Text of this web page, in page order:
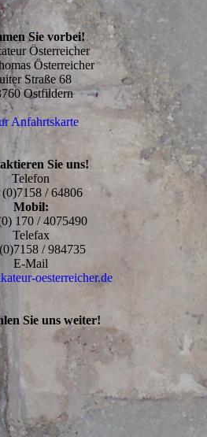
Sie vorbei!
Österreicher
Österreicher
Straße 68
Ostfildern
Anfahrtskarte
Sie uns!
Telefon
/ 64806
Mobil:
170 / 4075490
Telefax
/ 984735
E-Mail
oesterreicher.de
Sie uns weiter!